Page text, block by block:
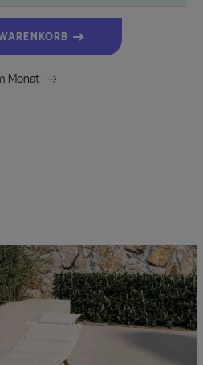
Monat